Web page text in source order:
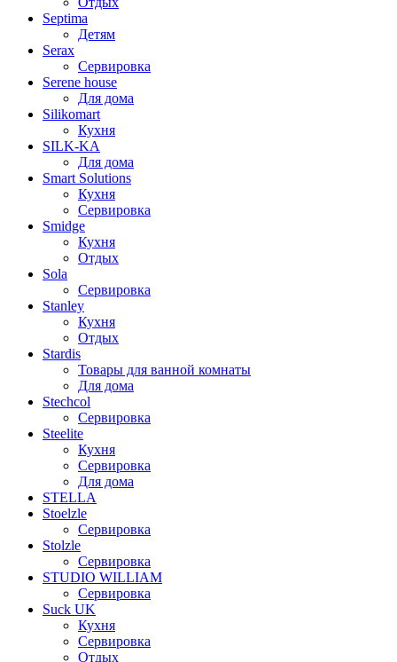
Septima
Детям
Serax
Сервировка
Serene house
Для дома
Silikomart
Кухня
SILK-KA
Для дома
Smart Solutions
Кухня
Сервировка
Smidge
Кухня
Отдых
Sola
Сервировка
Stanley
Кухня
Отдых
Stardis
Товары для ванной комнаты
Для дома
Stechcol
Сервировка
Steelite
Кухня
Сервировка
Для дома
STELLA
Stoelzle
Сервировка
Stolzle
Сервировка
STUDIO WILLIAM
Сервировка
Suck UK
Кухня
Сервировка
Отдых